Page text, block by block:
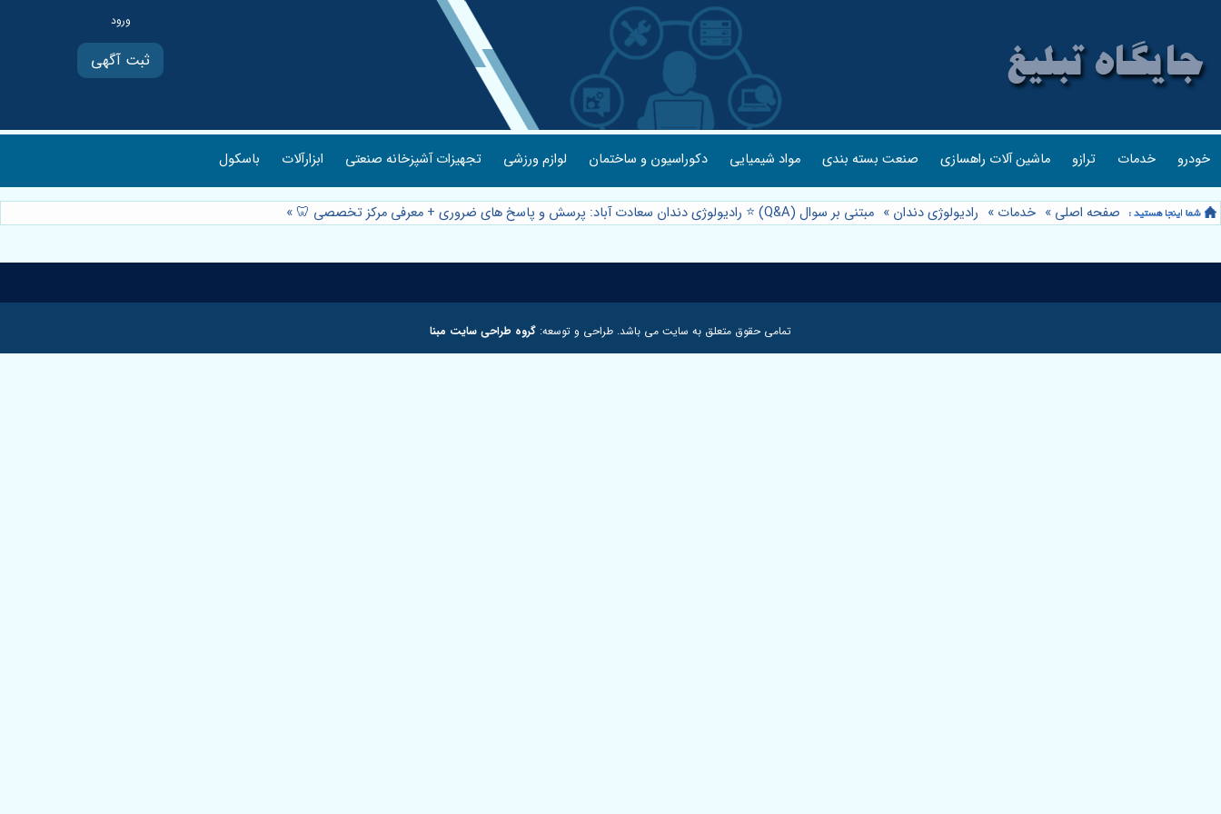
ثبت آگهی
خودرو خدمات ترازو ماشین آلات راهسازی صنعت بسته بندی مواد شیمیایی دکوراسیون و ساختمان لوازم ورزشی تجهیزات آشپزخانه صنعتی ابزارآلات باسکول
صفحه اصلی » خدمات » رادیولوژی دندان » مبتنی بر سوال (Q&A) ⭐️ رادیولوژی دندان سعادت آباد: پرسش و پاسخ های ضروری + معرفی مرکز تخصصی 🦷 »
تمامی حقوق متعلق به سایت می باشد. طراحی و توسعه: گروه طراحی سایت مبنا